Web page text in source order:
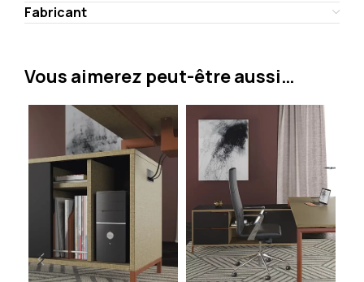
Fabricant
Vous aimerez peut-être aussi…